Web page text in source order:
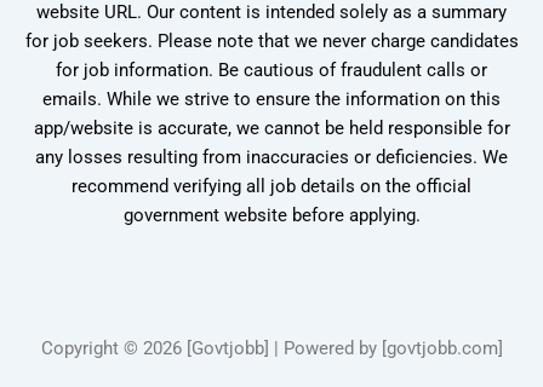
website URL. Our content is intended solely as a summary
for job seekers. Please note that we never charge candidates
for job information. Be cautious of fraudulent calls or
emails. While we strive to ensure the information on this
app/website is accurate, we cannot be held responsible for
any losses resulting from inaccuracies or deficiencies. We
recommend verifying all job details on the official
government website before applying.
Copyright © 2026 [Govtjobb] | Powered by [govtjobb.com]